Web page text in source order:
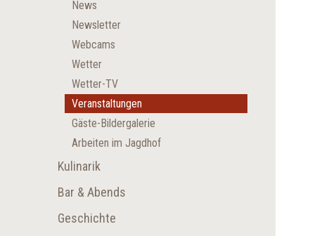
News
Newsletter
Webcams
Wetter
Wetter-TV
Veranstaltungen
Gäste-Bildergalerie
Arbeiten im Jagdhof
Kulinarik
Bar & Abends
Geschichte